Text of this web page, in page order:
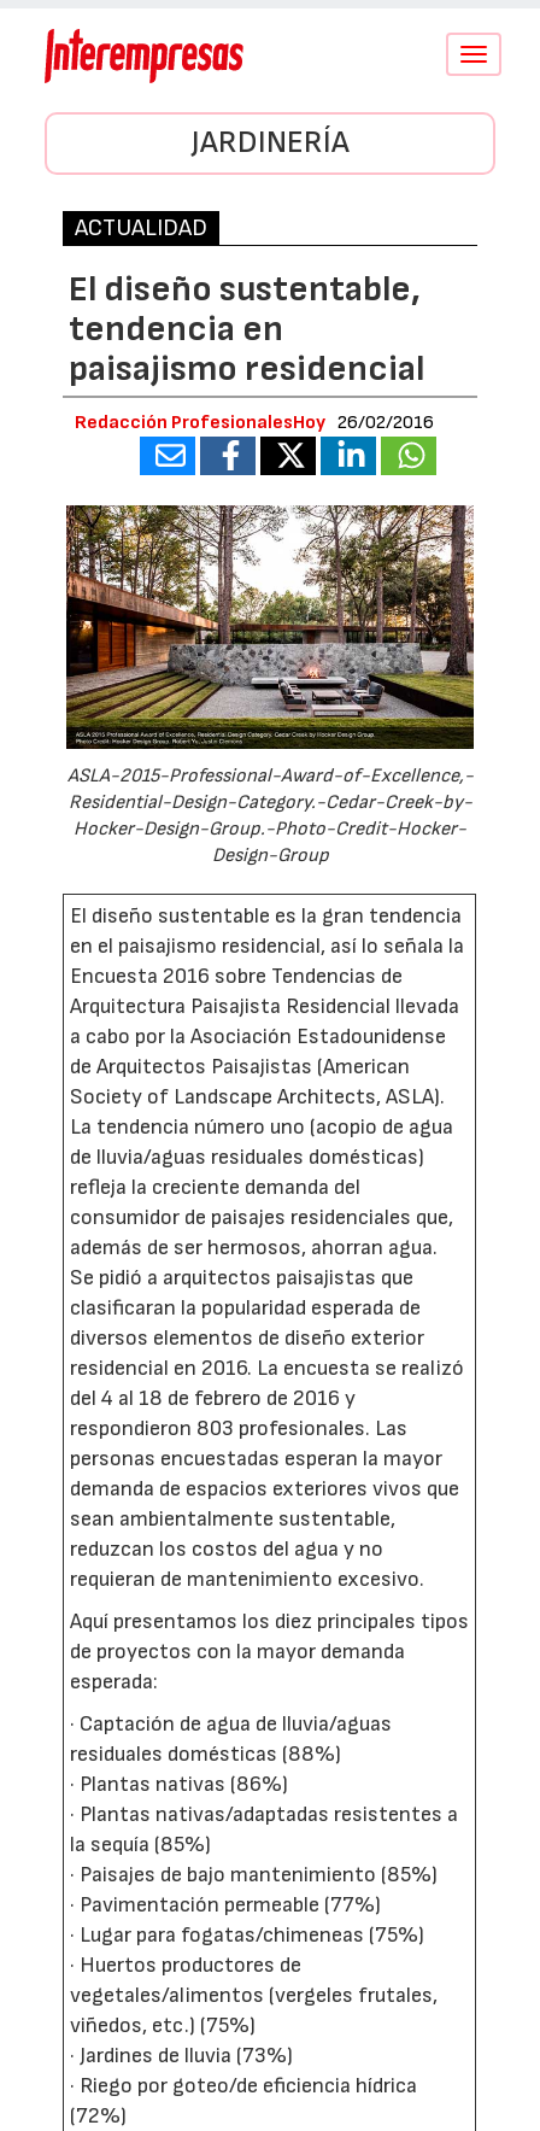
Conmutar
JARDINERÍA
ACTUALIDAD
El diseño sustentable,
tendencia en
paisajismo residencial
Redacción ProfesionalesHoy 26/02/2016
ASLA-2015-Professional-Award-of-Excellence,-
Residential-Design-Category.-Cedar-Creek-by-
Hocker-Design-Group.-Photo-Credit-Hocker-
Design-Group
El diseño sustentable es la gran tendencia
en el paisajismo residencial, así lo señala la
Encuesta 2016 sobre Tendencias de
Arquitectura Paisajista Residencial llevada
a cabo por la Asociación Estadounidense
de Arquitectos Paisajistas (American
Society of Landscape Architects, ASLA).
La tendencia número uno (acopio de agua
de lluvia/aguas residuales domésticas)
refleja la creciente demanda del
consumidor de paisajes residenciales que,
además de ser hermosos, ahorran agua.
Se pidió a arquitectos paisajistas que
clasificaran la popularidad esperada de
diversos elementos de diseño exterior
residencial en 2016. La encuesta se realizó
del 4 al 18 de febrero de 2016 y
respondieron 803 profesionales. Las
personas encuestadas esperan la mayor
demanda de espacios exteriores vivos que
sean ambientalmente sustentable,
reduzcan los costos del agua y no
requieran de mantenimiento excesivo.
Aquí presentamos los diez principales tipos
de proyectos con la mayor demanda
esperada:
· Captación de agua de lluvia/aguas
residuales domésticas (88%)
· Plantas nativas (86%)
· Plantas nativas/adaptadas resistentes a
la sequía (85%)
· Paisajes de bajo mantenimiento (85%)
· Pavimentación permeable (77%)
· Lugar para fogatas/chimeneas (75%)
· Huertos productores de
vegetales/alimentos (vergeles frutales,
viñedos, etc.) (75%)
· Jardines de lluvia (73%)
· Riego por goteo/de eficiencia hídrica
(72%)